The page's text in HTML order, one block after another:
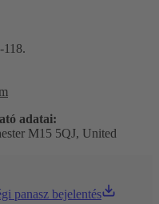
118.
adatai:
M15 5QJ, United
panasz bejelentés